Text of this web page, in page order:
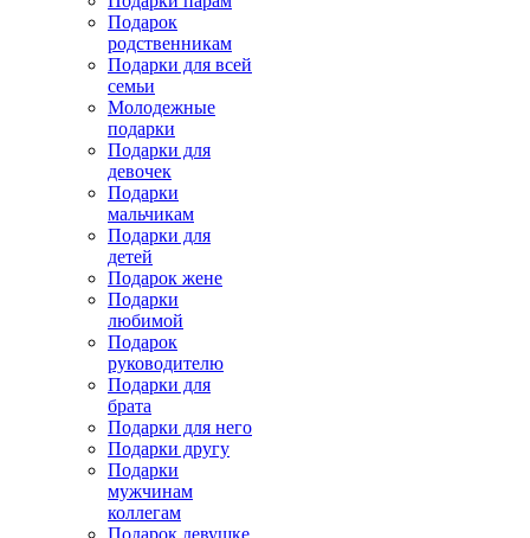
Подарок
родственникам
Подарки для всей
семьи
Молодежные
подарки
Подарки для
девочек
Подарки
мальчикам
Подарки для
детей
Подарок жене
Подарки
любимой
Подарок
руководителю
Подарки для
брата
Подарки для него
Подарки другу
Подарки
мужчинам
коллегам
Подарок девушке